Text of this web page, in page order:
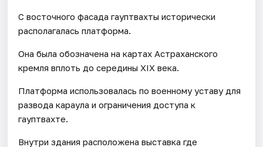
С восточного фасада гауптвахты исторически
располагалась платформа.
Она была обозначена на картах Астраханского
кремля вплоть до середины XIX века.
Платформа использовалась по военному уставу для
развода караула и ограничения доступа к
гауптвахте.
Внутри здания расположена выставка где